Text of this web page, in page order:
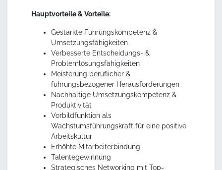
Hauptvorteile & Vorteile:
Gestärkte Führungskompetenz &
Umsetzungsfähigkeiten
Verbesserte Entscheidungs- &
Problemlösungsfähigkeiten
Meisterung beruflicher &
führungsbezogener Herausforderungen
Nachhaltige Umsetzungskompetenz &
Produktivität
Vorbildfunktion als
Wachstumsführungskraft für eine positive
Arbeitskultur
Erhöhte Mitarbeiterbindung
Talentegewinnung
Strategisches Networking mit Top-